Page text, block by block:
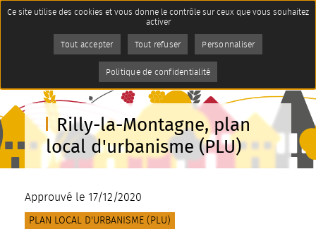
Imprimer
Rilly-la-Montagne, plan
local d'urbanisme (PLU)
Approuvé le 17/12/2020
PLAN LOCAL D'URBANISME (PLU)
Panneau de gestion des cookies
Ce site utilise des cookies et vous donne le contrôle sur ceux que vous souhaitez
activer
Tout accepter Tout refuser Personnaliser
Politique de confidentialité